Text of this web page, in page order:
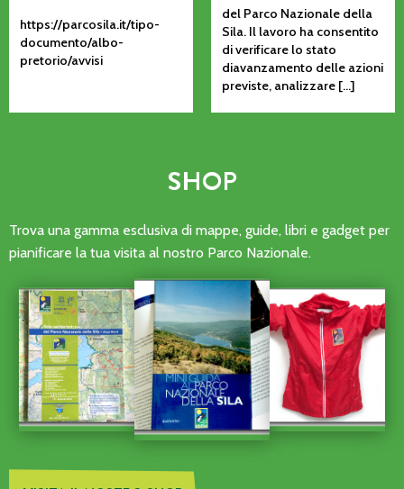
https://parcosila.it/tipo-
documento/albo-
pretorio/avvisi
del Parco Nazionale della
Sila. Il lavoro ha consentito
di verificare lo stato
diavanzamento delle azioni
previste, analizzare […]
SHOP
Trova una gamma esclusiva di mappe, guide, libri e gadget per
pianificare la tua visita al nostro Parco Nazionale.